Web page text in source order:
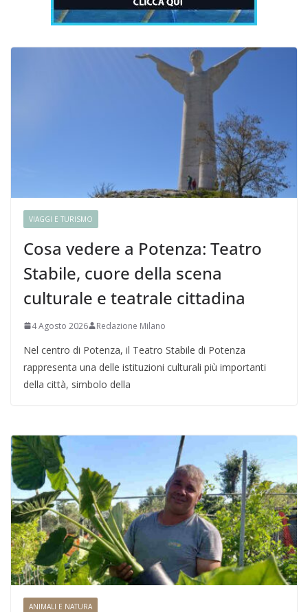
VIAGGI E TURISMO
Cosa vedere a Potenza: Teatro
Stabile, cuore della scena
culturale e teatrale cittadina
4 Agosto 2026 Redazione Milano
Nel centro di Potenza, il Teatro Stabile di Potenza
rappresenta una delle istituzioni culturali più importanti
della città, simbolo della
ANIMALI E NATURA